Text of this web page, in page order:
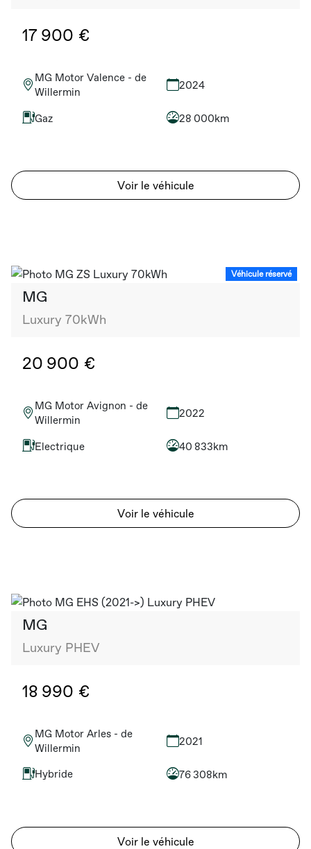
17 900 €
MG Motor Valence - de
Willermin
2024
Gaz 28 000km
Voir le véhicule
Véhicule réservé
MG
Luxury 70kWh
20 900 €
MG Motor Avignon - de
Willermin
2022
Electrique 40 833km
Voir le véhicule
MG
Luxury PHEV
18 990 €
MG Motor Arles - de
Willermin
2021
Hybride 76 308km
Voir le véhicule